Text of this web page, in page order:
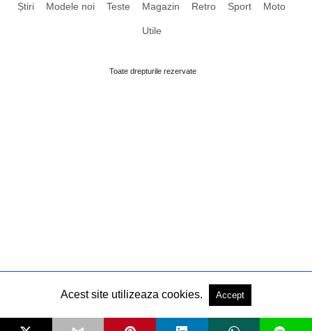
Știri Modele noi Teste Magazin Retro Sport Moto
Utile
Toate drepturile rezervate
Acest site utilizeaza cookies. Accept